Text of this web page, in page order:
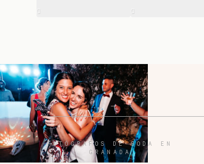
FOTÓGRAFOS DE BODA EN
GRANADA